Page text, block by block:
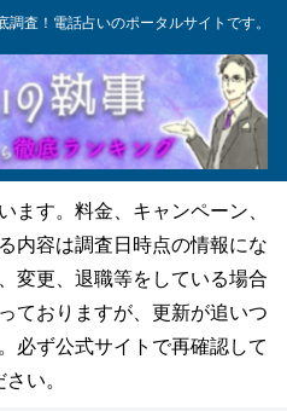
査！電話占いのポータルサイトです。
す。料金、キャンペーン、
内容は調査日時点の情報にな
変更、退職等をしている場合
ておりますが、更新が追いつ
必ず公式サイトで再確認して
い。